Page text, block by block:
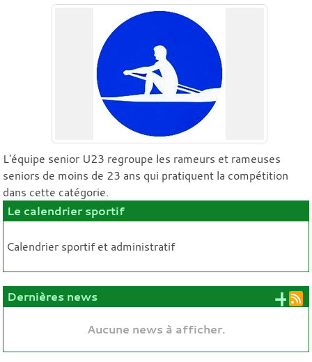
L'équipe senior U23 regroupe les rameurs et rameuses
seniors de moins de 23 ans qui pratiquent la compétition
dans cette catégorie.
Le calendrier sportif
Calendrier sportif et administratif
Dernières news
Aucune news à afficher.
+